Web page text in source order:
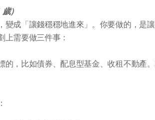
）
變成「讓錢穩穩地進來」。你要做的，是
需要做三件事：
的，比如債券、配息型基金、收租不動產